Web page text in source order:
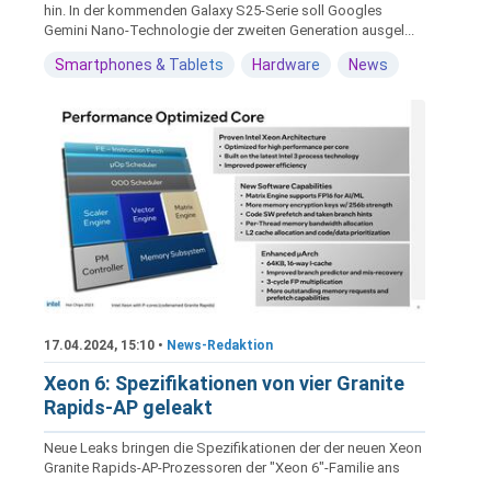
hin. In der kommenden Galaxy S25-Serie soll Googles
Gemini Nano-Technologie der zweiten Generation ausgel...
Smartphones & Tablets Hardware News
17.04.2024, 15:10 • News-Redaktion
Xeon 6: Spezifikationen von vier Granite
Rapids-AP geleakt
Neue Leaks bringen die Spezifikationen der der neuen Xeon
Granite Rapids-AP-Prozessoren der "Xeon 6"-Familie ans